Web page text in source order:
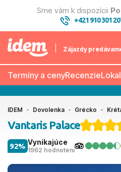
Sme vám k dispozícii
+421 910 301
Zájazdy
Termíny a cenyRecenzie
IDEM Dovolenka Grécko
Vantaris Palace
Vynikajúce
1962 hodnotení
92%